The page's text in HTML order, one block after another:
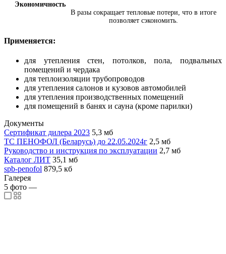
Экономичность
В разы сокращает тепловые потери, что в итоге
позволяет сэкономить.
Применяется:
для утепления стен, потолков, пола, подвальных
помещений и чердака
для теплоизоляции трубопроводов
для утепления салонов и кузовов автомобилей
для утепления производственных помещений
для помещений в банях и сауна (кроме парилки)
Документы
Сертификат дилера 2023 5,3 мб
ТС ПЕНОФОЛ (Беларусь) до 22.05.2024г 2,5 мб
Руководство и инструкция по эксплуатации 2,7 мб
Каталог ЛИТ 35,1 мб
spb-penofol 879,5 кб
Галерея
5 фото —